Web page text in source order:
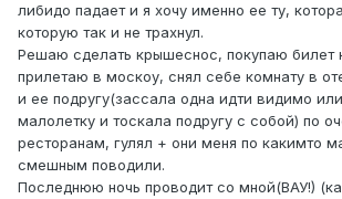
либидо падает и я хочу именно ее ту,
которую так и не трахнул.
Решаю сделать крышеснос, покупаю билет
прилетаю в москоу, снял себе комнату в
и ее подругу(зассала одна идти видимо
малолетку и тоскала подругу с собой) по
ресторанам, гулял + они меня по какимто
смешным поводили.
Последнюю ночь проводит со мной(ВАУ!)